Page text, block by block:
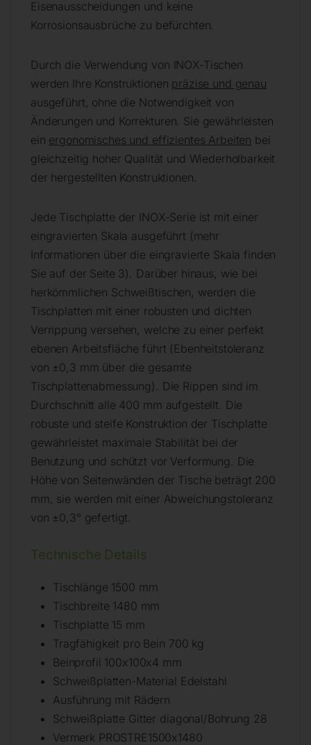
Eisenausscheidungen und keine
Korrosionsausbrüche zu befürchten.
Durch die Verwendung von INOX-Tischen
werden Ihre Konstruktionen präzise und genau
ausgeführt, ohne die Notwendigkeit von
Änderungen und Korrekturen. Sie gewährleisten
ein ergonomisches und effizientes Arbeiten bei
gleichzeitig hoher Qualität und Wiederholbarkeit
der hergestellten Konstruktionen.
Jede Tischplatte der INOX-Serie ist mit einer
eingravierten Skala ausgeführt (mehr
Informationen über die eingravierte Skala finden
Sie auf der Seite 3). Darüber hinaus, wie bei
herkömmlichen Schweißtischen, werden die
Tischplatten mit einer robusten und dichten
Verrippung versehen, welche zu einer perfekt
ebenen Arbeitsfläche führt (Ebenheitstoleranz
von ±0,3 mm über die gesamte
Tischplattenabmessung). Die Rippen sind im
Durchschnitt alle 400 mm aufgestellt. Die
robuste und steife Konstruktion der Tischplatte
gewährleistet maximale Stabilität bei der
Benutzung und schützt vor Verformung. Die
Höhe von Seitenwänden der Tische beträgt 200
mm, sie werden mit einer Abweichungstoleranz
von ±0,3° gefertigt.
Technische Details
Tischlänge 1500 mm
Tischbreite 1480 mm
Tischplatte 15 mm
Tragfähigkeit pro Bein 700 kg
Beinprofil 100x100x4 mm
Schweißplatten-Material Edelstahl
Ausführung mit Rädern
Schweißplatte Gitter diagonal/Bohrung 28
Vermerk PROSTRE1500x1480